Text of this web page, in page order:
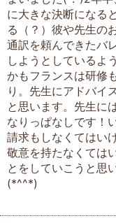
に大きな決断になる
る（？）彼や先生の
通訳を頼んできたバ
しようとしているよ
かもフランスは研修
り。先生にアドバイ
と思います。先生に
なりっぱなしです！
請求もしなくてはい
敬意を持たなくては
とをしていこうと思
(*^^*)